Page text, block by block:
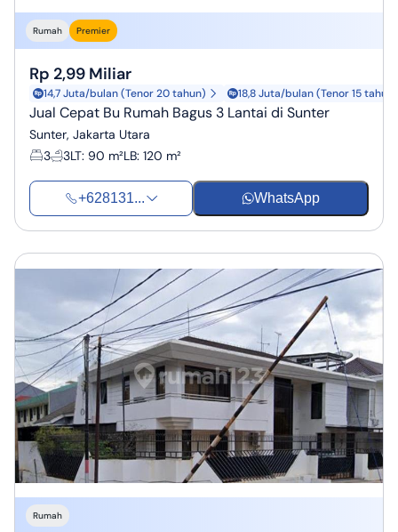
Rumah Premier
Rp 2,99 Miliar
14,7 Juta/bulan (Tenor 20 tahun) 18,8 Juta/bulan (Tenor 15 tahun)
Jual Cepat Bu Rumah Bagus 3 Lantai di Sunter
Sunter, Jakarta Utara
3
3LT: 90 m²LB: 120 m²
+628131... WhatsApp
Rumah